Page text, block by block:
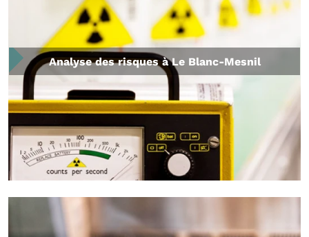
Analyse des risques à Le Blanc-Mesnil